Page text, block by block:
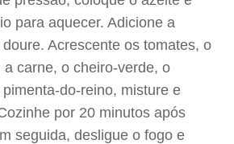
para aquecer. Adicione a
Acrescente os tomates, o
a carne, o cheiro-verde, o
do-reino, misture e
por 20 minutos após
seguida, desligue o fogo e